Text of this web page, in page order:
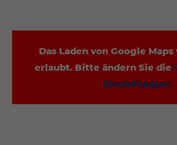
Das Laden von Google
erlaubt. Bitte ändern Sie die
Einstellungen